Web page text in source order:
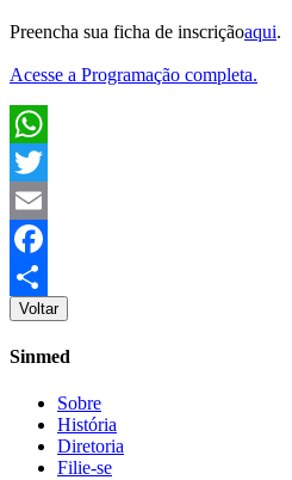
Preencha sua ficha de inscriçãoaqui.
Acesse a Programação completa.
WhatsApp
Twitter
Email
Facebook
Share
Voltar
Sinmed
Sobre
História
Diretoria
Filie-se